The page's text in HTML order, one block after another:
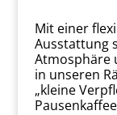
Mit einer
Ausstattung
Atmosphäre
in unseren
„kleine